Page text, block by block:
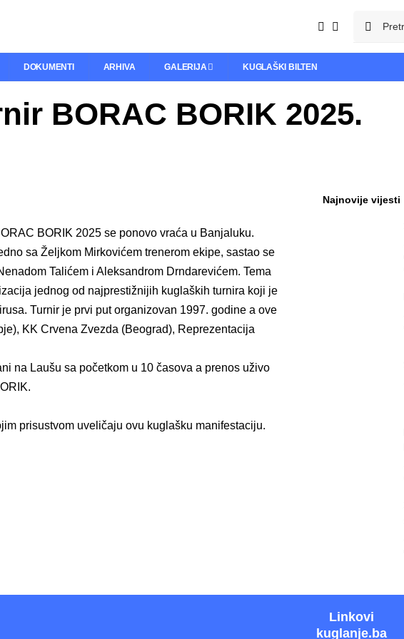
DOKUMENTI ARHIVA GALERIJA KUGLAŠKI BILTEN
BORAC BORIK 2025.
BORIK 2025 se ponovo vraća u Banjaluku.
sa Željkom Mirkovićem trenerom ekipe, sastao se
Talićem i Aleksandrom Drndarevićem. Tema
jednog od najprestižnijih kuglaških turnira koji je
Turnir je prvi put organizovan 1997. godine a ove
KK Crvena Zvezda (Beograd), Reprezentacija
na Laušu sa početkom u 10 časova a prenos uživo
prisustvom uveličaju ovu kuglašku manifestaciju.
Najnovije vijesti
Linkovi
kuglanje.ba